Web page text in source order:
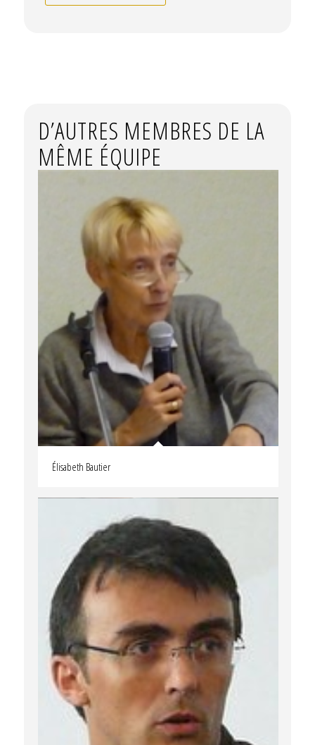
D’AUTRES MEMBRES DE LA
MÊME ÉQUIPE
Élisabeth Bautier